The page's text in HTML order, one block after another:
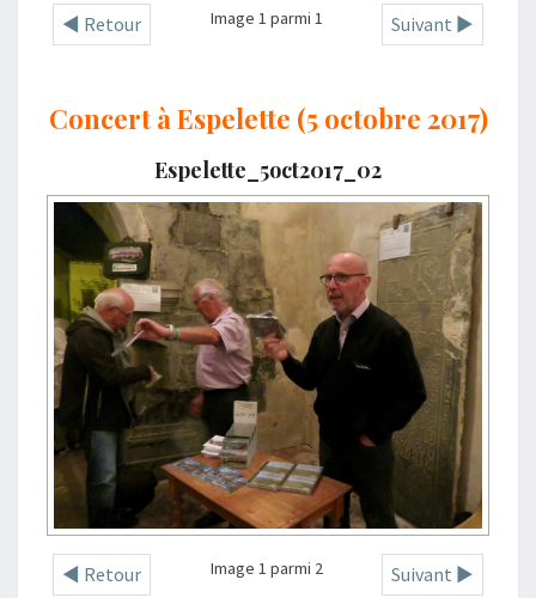
◄ Retour Suivant ►
Image 1 parmi 1
Concert à Espelette (5 octobre 2017)
Espelette_5oct2017_02
◄ Retour Suivant ►
Image 1 parmi 2